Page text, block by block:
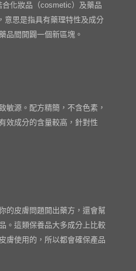
化妝品（cosmetic）及藥品
意思是指具有藥理特性及成分
品間開闢一個新區塊。
敏源。配方精簡，不含色素，
效成分的含量較高，針對性
的皮膚問題開出藥方，還會幫
。這類保養品大多成分上比較
膚使用的，所以都會確保產品